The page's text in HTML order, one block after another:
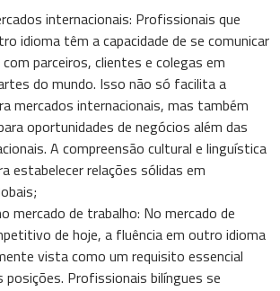
internacionais: Profissionais que
idioma têm a capacidade de se comunicar
parceiros, clientes e colegas em
do mundo. Isso não só facilita a
mercados internacionais, mas também
oportunidades de negócios além das
A compreensão cultural e linguística
estabelecer relações sólidas em
mercado de trabalho: No mercado de
de hoje, a fluência em outro idioma
vista como um requisito essencial
posições. Profissionais bilíngues se